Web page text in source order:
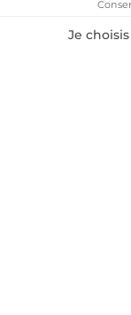
baignade,
estivaux en plein